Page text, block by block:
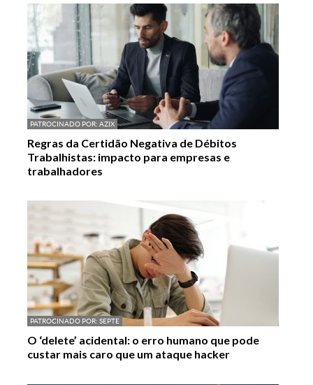
PATROCINADO POR: AZIX
Regras da Certidão Negativa de Débitos
Trabalhistas: impacto para empresas e
trabalhadores
PATROCINADO POR: SEPTE
O ‘delete’ acidental: o erro humano que pode
custar mais caro que um ataque hacker